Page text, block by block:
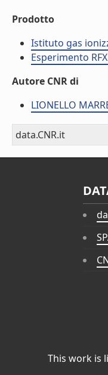
Prodotto
Istituto gas
Esperimento
Autore CNR di
LIONELLO
data.CNR.it
This work is